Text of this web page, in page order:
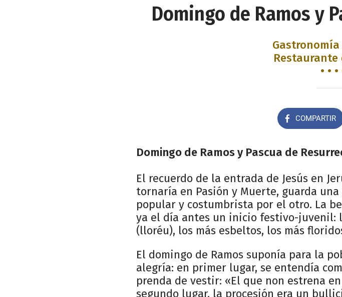
Domingo de Ramos y
Restaurante
• • •
COMPARTIR
Domingo de Ramos y Pascua de
El recuerdo de la entrada de Jesús en
tornaría en Pasión y Muerte, guarda
popular y costumbrista por el otro. La
ya el día antes un inicio festivo-juvenil:
(lloréu), los más esbeltos, los más
El domingo de Ramos suponía para la
alegría: en primer lugar, se entendía
prenda de vestir: «El que non estrena
segundo lugar, la procesión era un